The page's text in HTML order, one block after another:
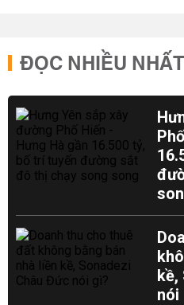
ĐỌC NHIỀU NHẤT
kề,
nói